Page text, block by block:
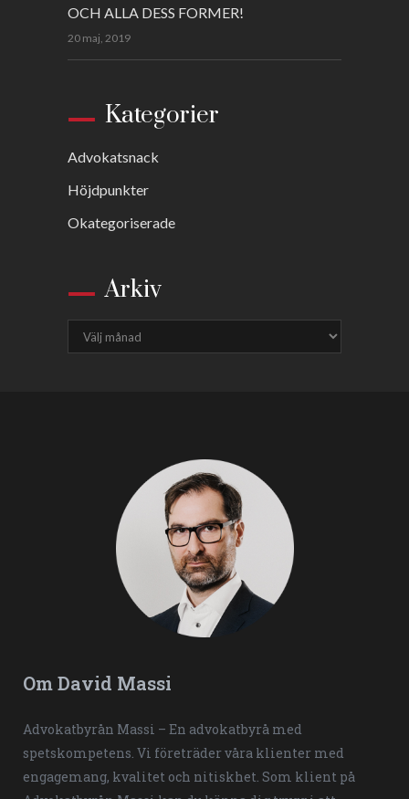
OCH ALLA DESS FORMER!
20 maj, 2019
Kategorier
Advokatsnack
Höjdpunkter
Okategoriserade
Arkiv
Om David Massi
Advokatbyrån Massi – En advokatbyrå med
spetskompetens. Vi företräder våra klienter med
engagemang, kvalitet och nitiskhet. Som klient på